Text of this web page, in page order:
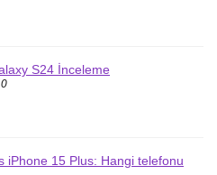
S24 İnceleme
0
iPhone 15 Plus: Hangi telefonu